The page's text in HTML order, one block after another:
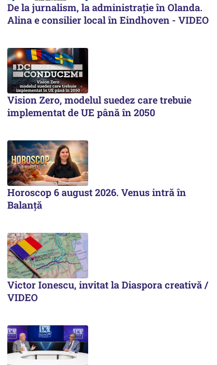
De la jurnalism, la administrație în Olanda.
Alina e consilier local în Eindhoven - VIDEO
Vision Zero, modelul suedez care trebuie
implementat de UE până în 2050
Horoscop 6 august 2026. Venus intră în
Balanță
Victor Ionescu, invitat la Diaspora creativă /
VIDEO